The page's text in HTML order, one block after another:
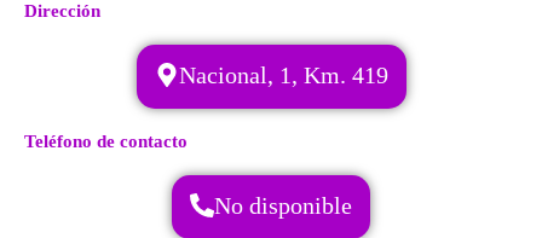
Dirección
Nacional, 1, Km. 419
Teléfono de contacto
No disponible